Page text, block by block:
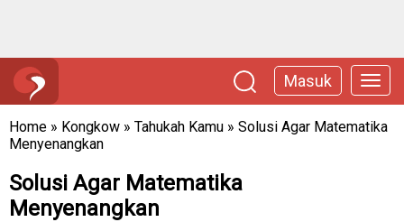
Masuk
Home » Kongkow » Tahukah Kamu » Solusi Agar Matematika
Menyenangkan
Solusi Agar Matematika
Menyenangkan